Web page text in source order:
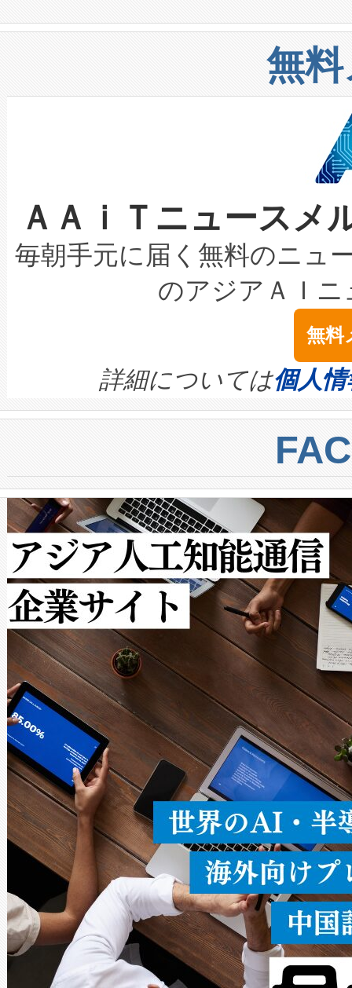
構造化トレーニングカリキュ
上げおよび商用化段階におけ
設備整備および立ち上げ調整
加組織は、Enzeneのバイオ
選定された製品について、自
取得できる可能性もあります
設には、3億～4億ドルかか
最高経営責任者（CEO）であ
す。「当社のfully-connected
ームを利用すれば、6,000万
きます。この効率性は、フェ
安全性を追跡し、確保する事
増加しているデータセンター
る電力網に大きな負担をかけ
事業者の負担軽減という課題
系統連系を迅速にし、ピーク
限を超えて利用可能な電力容
持できるよう貢献します。こ
ービスレベル契約（SLA）違
テリー性能の劣化によるダウ
念は、現在データセンターが
ます。 Voltaiq provides a
quality and reliability for AI
BESS stack to ensure battery
centers. Voltaiqは、ai&のAI
からシステム統合、試運転、
クルの各段階のデータを監視
[…]
や穀物倉庫におけるバルク材
リューション「Avia 2」を発
したAvia 2は、1,000メート
狭視野のFOVを切り替えるこ
ケーブル、枝などの細かな対
なレーザースポットにより、
な環境下でも豊かなディテー
キロメートル範囲を検出
LiDAR for Inspections,
は1535 nmレーザーを搭載。
イズの小径化を実現すること
す。ノーマルモードでは、
ートル先まで検出でき、これ
トに対して約600メートルに
では、反射率10％のターゲッ
で向上し、最大検知距離は
ットだけで最大1キロメート
ルの変電所周囲を監視でき、
作業と点群処理を簡素化でき
Avia 2は、2種類のFOVオプシ
× 80°のノーマルモード、長
ードを切り替えて使用するこ
ることなく、単一のデバイス
うにします。遠距離まで届く
密度なスキャ […]
無
ＡＡｉＴニュース
毎朝手元に届く無料のニュ
のアジアＡＩ
無料
詳細については個人